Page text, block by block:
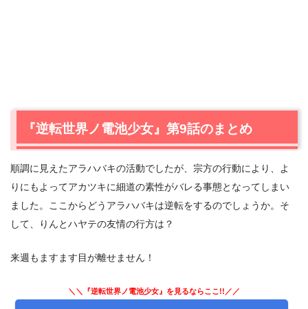
『逆転世界ノ電池少女』第9話のまとめ
順調に見えたアラハバキの活動でしたが、宗方の行動により、よ
りにもよってアカツキに細道の素性がバレる事態となってしまい
ました。ここからどうアラハバキは逆転をするのでしょうか。そ
して、りんとハヤテの友情の行方は？
来週もますます目が離せません！
＼＼『逆転世界ノ電池少女』を見るならここ!!／／